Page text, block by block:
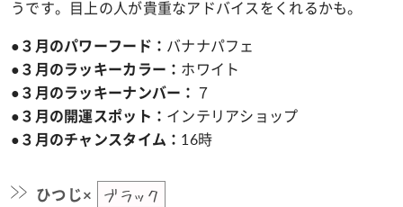
うです。目上の人が貴重なアドバイスをくれるかも。
●３月のパワーフード： バナナパフェ
●３月のラッキーカラー： ホワイト
●３月のラッキーナンバー： ７
●３月の開運スポット： インテリアショップ
●３月のチャンスタイム： 16時
ひつじ× ブラック